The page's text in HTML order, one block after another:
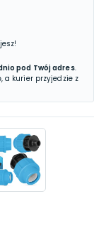
pod Twój adres.
a kurier przyjedzie z